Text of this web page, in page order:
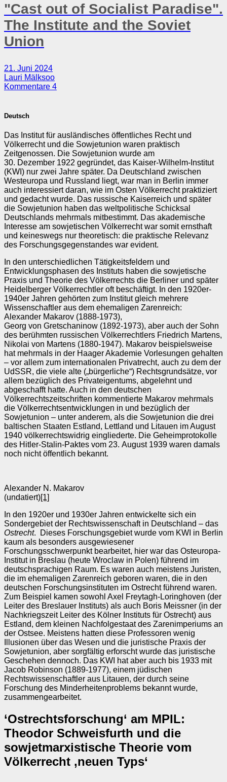
"Cast out of Socialist Paradise".
The Institute and the Soviet
Union
21. Juni 2024
Lauri Mälksoo
Kommentare 4
Deutsch
Das Institut für ausländisches öffentliches Recht und
Völkerrecht und die Sowjetunion waren praktisch
Zeitgenossen. Die Sowjetunion wurde am
30. Dezember 1922 gegründet, das Kaiser‑Wilhelm‑Institut
(KWI) nur zwei Jahre später. Da Deutschland zwischen
Westeuropa und Russland liegt, war man in Berlin immer
auch interessiert daran, wie im Osten Völkerrecht praktiziert
und gedacht wurde. Das russische Kaiserreich und später
die Sowjetunion haben das weltpolitische Schicksal
Deutschlands mehrmals mitbestimmt. Das akademische
Interesse am sowjetischen Völkerrecht war somit ernsthaft
und keineswegs nur theoretisch: die praktische Relevanz
des Forschungsgegenstandes war evident.
In den unterschiedlichen Tätigkeitsfeldern und
Entwicklungsphasen des Instituts haben die sowjetische
Praxis und Theorie des Völkerrechts die Berliner und später
Heidelberger Völkerrechtler oft beschäftigt. In den 1920er-
1940er Jahren gehörten zum Institut gleich mehrere
Wissenschaftler aus dem ehemaligen Zarenreich:
Alexander Makarov (1888-1973),
Georg von Gretschaninow (1892-1973), aber auch der Sohn
des berühmten russischen Völkerrechtlers Friedrich Martens,
Nikolai von Martens (1880-1947). Makarov beispielsweise
hat mehrmals in der Haager Akademie Vorlesungen gehalten
– vor allem zum internationalen Privatrecht, auch zu dem der
UdSSR, die viele alte („bürgerliche“) Rechtsgrundsätze, vor
allem bezüglich des Privateigentums, abgelehnt und
abgeschafft hatte. Auch in den deutschen
Völkerrechtszeitschriften kommentierte Makarov mehrmals
die Völkerrechtsentwicklungen in und bezüglich der
Sowjetunion – unter anderem, als die Sowjetunion die drei
baltischen Staaten Estland, Lettland und Litauen im August
1940 völkerrechtswidrig eingliederte. Die Geheimprotokolle
des Hitler-Stalin-Paktes vom 23. August 1939 waren damals
noch nicht öffentlich bekannt.
Alexander N. Makarov
(undatiert)[1]
In den 1920er und 1930er Jahren entwickelte sich ein
Sondergebiet der Rechtswissenschaft in Deutschland – das
Ostrecht. Dieses Forschungsgebiet wurde vom KWI in Berlin
kaum als besonders ausgewiesener
Forschungsschwerpunkt bearbeitet, hier war das Osteuropa-
Institut in Breslau (heute Wroclaw in Polen) führend im
deutschsprachigen Raum. Es waren auch meistens Juristen,
die im ehemaligen Zarenreich geboren waren, die in den
deutschen Forschungsinstituten im Ostrecht führend waren.
Zum Beispiel kamen sowohl Axel Freytagh‑Loringhoven (der
Leiter des Breslauer Instituts) als auch Boris Meissner (in der
Nachkriegszeit Leiter des Kölner Instituts für Ostrecht) aus
Estland, dem kleinen Nachfolgestaat des Zarenimperiums an
der Ostsee. Meistens hatten diese Professoren wenig
Illusionen über das Wesen und die juristische Praxis der
Sowjetunion, aber sorgfältig erforscht wurde das juristische
Geschehen dennoch. Das KWI hat aber auch bis 1933 mit
Jacob Robinson (1889-1977), einem jüdischen
Rechtswissenschaftler aus Litauen, der durch seine
Forschung des Minderheitenproblems bekannt wurde,
zusammengearbeitet.
‘Ostrechtsforschung‘ am MPIL:
Theodor Schweisfurth und die
sowjetmarxistische Theorie vom
Völkerrecht ‚neuen Typs‘